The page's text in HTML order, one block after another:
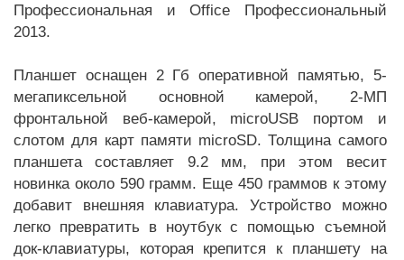
Профессиональная и Office Профессиональный
2013.
Планшет оснащен 2 Гб оперативной памятью, 5-
мегапиксельной основной камерой, 2-МП
фронтальной веб-камерой, microUSB портом и
слотом для карт памяти microSD. Толщина самого
планшета составляет 9.2 мм, при этом весит
новинка около 590 грамм. Еще 450 граммов к этому
добавит внешняя клавиатура. Устройство можно
легко превратить в ноутбук с помощью съемной
док-клавиатуры, которая крепится к планшету на